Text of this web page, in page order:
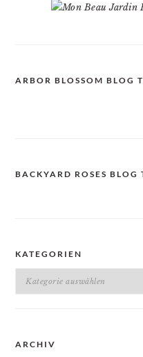
ARBOR BLOSSOM BLOG
BACKYARD ROSES BLOG
KATEGORIEN
Kategorien
ARCHIV